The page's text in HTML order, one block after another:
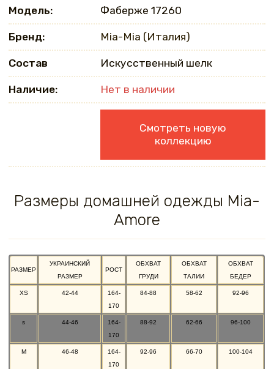
Модель: Фаберже 17260
Бренд: Mia-Mia (Италия)
Состав Искусственный шелк
Наличие: Нет в наличии
Смотреть новую
коллекцию
Размеры домашней одежды Mia-
Amore
РАЗМЕР
УКРАИНСКИЙ
РАЗМЕР
РОСТ
ОБХВАТ
ГРУДИ
ОБХВАТ
ТАЛИИ
ОБХВАТ
БЕДЕР
XS 42-44
164-
170
84-88 58-62 92-96
s 44-46
164-
170
88-92 62-66 96-100
M 46-48
164-
170
92-96 66-70 100-104